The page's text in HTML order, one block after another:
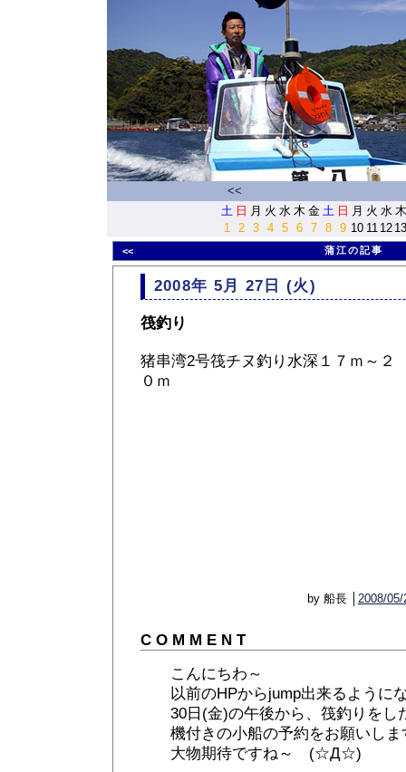
<<
土 日 月 火 水 木 金 土 日 月 火 水 木
1
2 3 4 5 6 7 8 9 10 11 12 13
<< 蒲江の記事
2008年 5月 27日 (火)
筏釣り
猪串湾2号筏チヌ釣り水深１７ｍ～２
０ｍ
by 船長 │ 2008/05/
C O M M E N T
こんにちわ～
以前のHPからjump出来るように
30日(金)の午後から、筏釣りをし
機付きの小船の予約をお願いしま
大物期待ですね～ (☆Д☆)